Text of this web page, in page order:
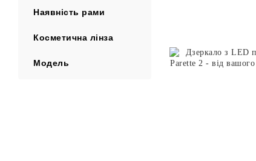
Наявність рами
Косметична лінза
Модель